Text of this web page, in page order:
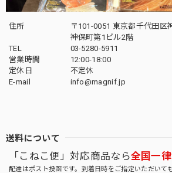
住所
〒101-0051 東京都千代田区
神保町第1ビル2階
TEL
03-5280-5911
営業時間
12:00-18:00
定休日
不定休
E-mail
info@magnif.jp
送料について
「こねこ便」対応商品なら全国一
配達はポスト投函です。到着日時をご指定いただいて